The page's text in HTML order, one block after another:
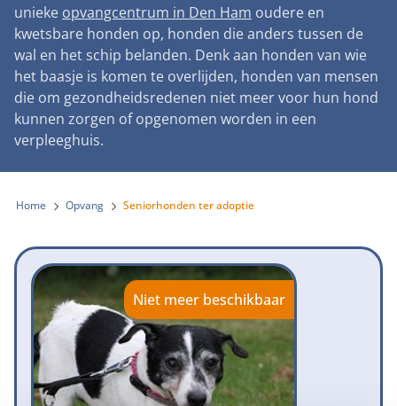
Landelijke registratie bijtincidenten
Verantwoord fokbeleid
Landelijk vuurwerkverbod
Verplichte pre-aanschaf cursus
Gemeentelijk meldpunt bijtincidenten
Bescherming tegen grasaren
Lezingen
Symposium Gemeentelijk Dierenbeleid
Teken onze petitie
Steun als bedrijf
Adopteer een seniorhond
Sponsor een seniorhond
Steun als vrijwilliger
Honden voor Honden Loop
Vraag een donatiebox aan
Wat wij doen
Onze organisatie
Samenwerking
Jaarverslag
Vacatures
Donateursmagazine Hond
Onze successen voor honden
Contactgegevens
Pers
Nieuws
Nieuwsbrief
Incassodata
Zoeken
unieke opvangcentrum in Den Ham oudere en
kwetsbare honden op, honden die anders tussen de
wal en het schip belanden. Denk aan honden van wie
het baasje is komen te overlijden, honden van mensen
die om gezondheidsredenen niet meer voor hun hond
kunnen zorgen of opgenomen worden in een
verpleeghuis.
Home Opvang Seniorhonden ter adoptie
Niet meer beschikbaar